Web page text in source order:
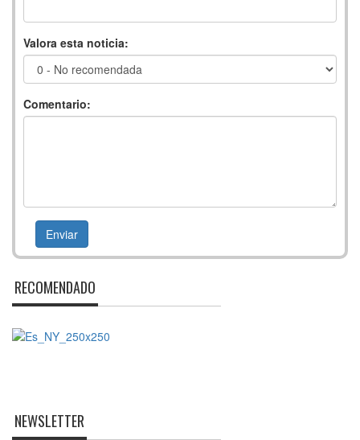
Valora esta noticia:
Comentario:
RECOMENDADO
NEWSLETTER